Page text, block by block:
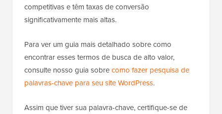
competitivas e têm taxas de conversão
significativamente mais altas.
Para ver um guia mais detalhado sobre como
encontrar esses termos de busca de alto valor,
consulte nosso guia sobrecomo fazer pesquisa de
palavras-chave para seu site WordPress.
Assim que tiver sua palavra-chave, certifique-se de